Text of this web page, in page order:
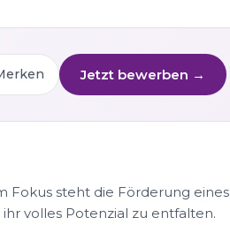
Jetzt bewerben →
Fokus steht die Förderung eines
volles Potenzial zu entfalten.